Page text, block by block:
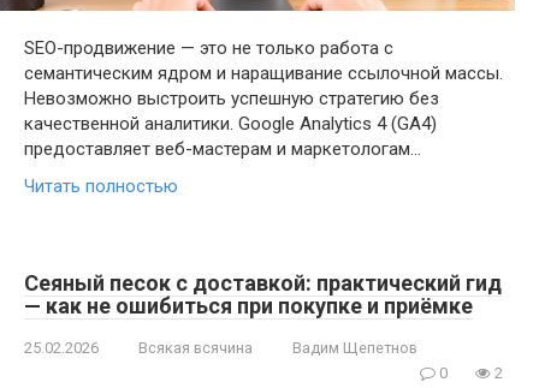
SEO-продвижение — это не только работа с
семантическим ядром и наращивание ссылочной массы.
Невозможно выстроить успешную стратегию без
качественной аналитики. Google Analytics 4 (GA4)
предоставляет веб-мастерам и маркетологам…
Читать полностью
Сеяный песок с доставкой: практический гид
— как не ошибиться при покупке и приёмке
25.02.2026 Всякая всячина
Вадим Щепетнов
0
2